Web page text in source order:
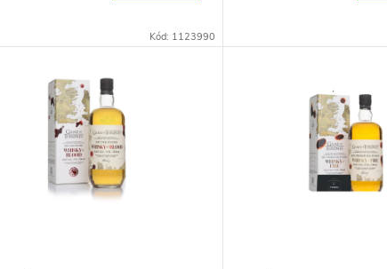
Kód: 1123990